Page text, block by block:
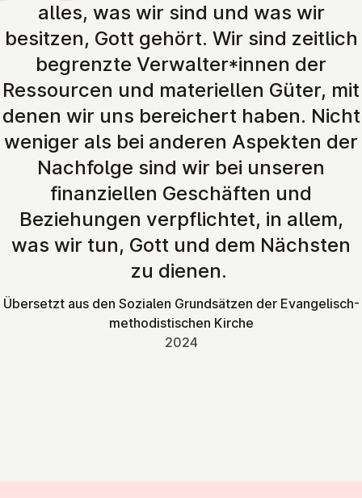
alles, was wir sind und was wir
besitzen, Gott gehört. Wir sind zeitlich
begrenzte Verwalter*innen der
Ressourcen und materiellen Güter, mit
denen wir uns bereichert haben. Nicht
weniger als bei anderen Aspekten der
Nachfolge sind wir bei unseren
finanziellen Geschäften und
Beziehungen verpflichtet, in allem,
was wir tun, Gott und dem Nächsten
zu dienen.
Übersetzt aus den Sozialen Grundsätzen der Evangelisch-
methodistischen Kirche
2024